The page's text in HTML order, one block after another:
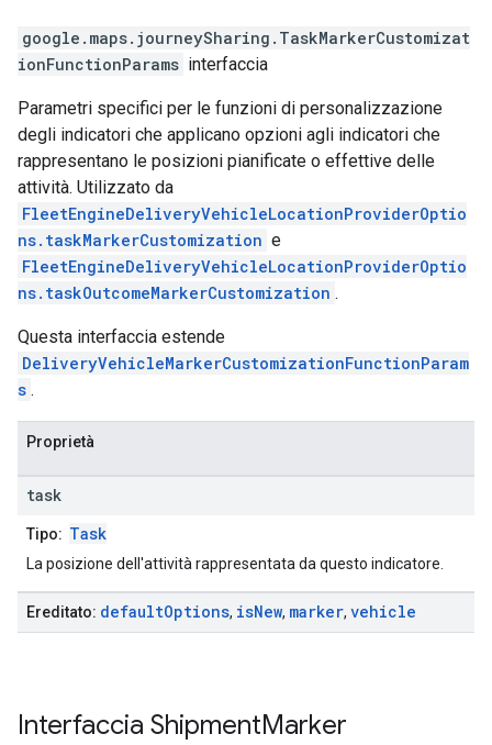
google.maps.journeySharing . TaskMarkerCustomizat
ionFunctionParams interfaccia
Parametri specifici per le funzioni di personalizzazione
degli indicatori che applicano opzioni agli indicatori che
rappresentano le posizioni pianificate o effettive delle
attività. Utilizzato da
FleetEngineDeliveryVehicleLocationProviderOptio
ns.taskMarkerCustomization e
FleetEngineDeliveryVehicleLocationProviderOptio
ns.taskOutcomeMarkerCustomization .
Questa interfaccia estende
DeliveryVehicleMarkerCustomizationFunctionParam
s .
Proprietà
task
Tipo: Task
La posizione dell'attività rappresentata da questo indicatore.
Ereditato: defaultOptions, isNew, marker, vehicle
Interfaccia ShipmentMarker